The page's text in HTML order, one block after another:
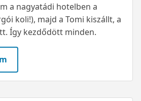
a nagyatádi hotelben a
koli!), majd a Tomi kiszállt, a
Így kezdődött minden.